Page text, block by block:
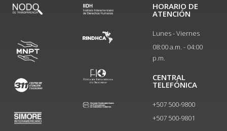
HORARIO DE
ATENCIÓN
Lunes - Viernes
08:00 a.m. - 04:00
p.m.
CENTRAL
TELEFÓNICA
+507 500-9800
+507 500-9801​